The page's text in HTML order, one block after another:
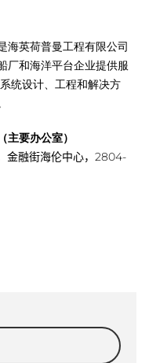
海英荷普曼工程有限公司
厂和海洋平台企业提供服
统设计、工程和解决方
要办公室）
金融街海伦中心， 2804-